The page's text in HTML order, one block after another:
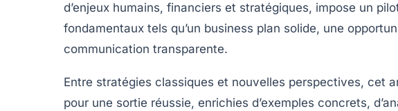
d’enjeux humains, financiers et stratégiques, impose un
fondamentaux tels qu’un business plan solide, une
communication transparente.
Entre stratégies classiques et nouvelles perspectives, cet
pour une sortie réussie, enrichies d’exemples concrets,